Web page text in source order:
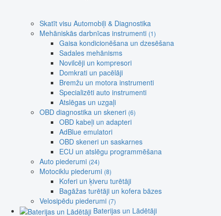
Skatīt visu Automobiļi & Diagnostika
Mehāniskās darbnīcas instrumenti (1)
Gaisa kondicionēšana un dzesēšana
Sadales mehānisms
Novilcēji un kompresori
Domkrati un pacēlāji
Bremžu un motora instrumenti
Specializēti auto instrumenti
Atslēgas un uzgaļi
OBD diagnostika un skeneri (6)
OBD kabeļi un adapteri
AdBlue emulatori
OBD skeneri un saskarnes
ECU un atslēgu programmēšana
Auto piederumi (24)
Motociklu piederumi (8)
Koferi un ķiveru turētāji
Bagāžas turētāji un kofera bāzes
Velosipēdu piederumi (7)
Baterijas un Lādētāji